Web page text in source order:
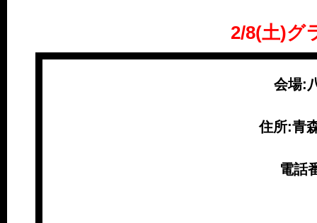
2/8(土)グ
会場:
住所:青
電話